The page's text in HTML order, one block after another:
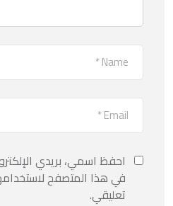
احفظ اسمي، بريدي
في هذا المتصفح
تعليقي.